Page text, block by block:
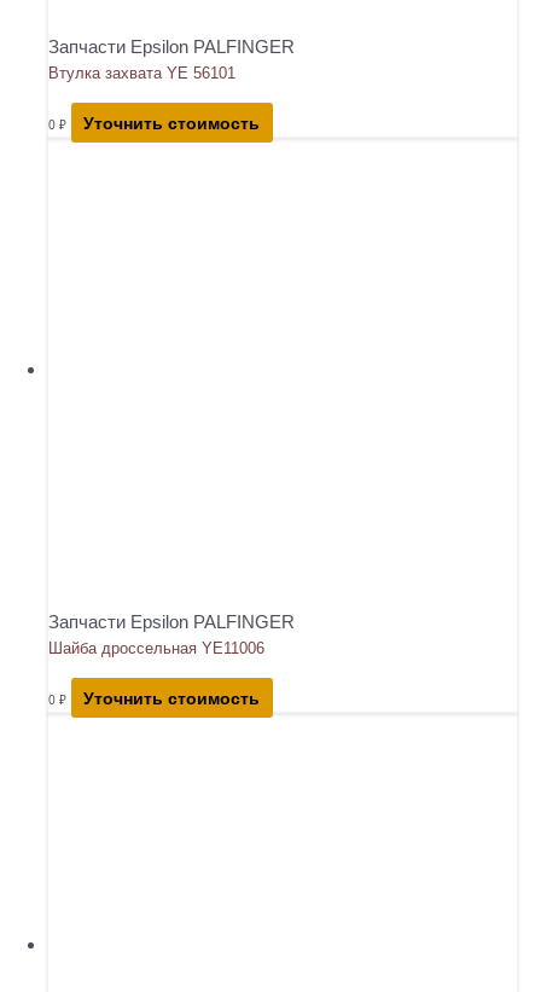
Запчасти Epsilon PALFINGER
Втулка захвата YE 56101
0 ₽ Уточнить стоимость
Запчасти Epsilon PALFINGER
Шайба дроссельная YE11006
0 ₽ Уточнить стоимость